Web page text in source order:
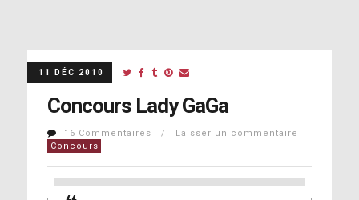
11 DÉC 2010
Concours Lady GaGa
16 Commentaires / Laisser un commentaire
Concours